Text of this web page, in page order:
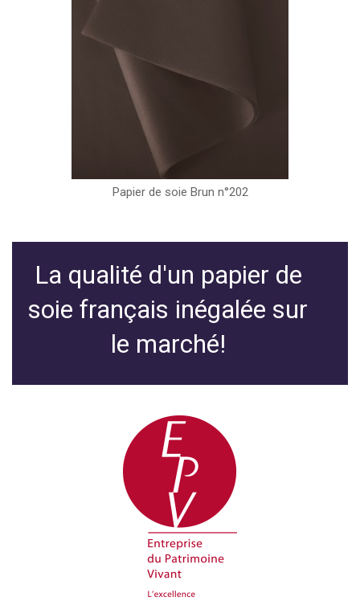
Papier de soie Brun n°202
La qualité d'un papier de
soie français inégalée sur
le marché!